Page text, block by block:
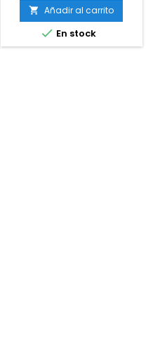
 Añadir al carrito
 En stock